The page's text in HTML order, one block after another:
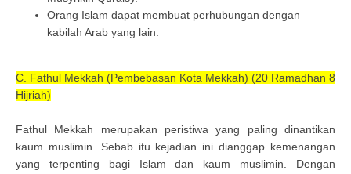
Orang Islam dapat membuat perhubungan dengan
kabilah Arab yang lain.
C. Fathul Mekkah (Pembebasan Kota Mekkah) (20 Ramadhan 8
Hijriah)
Fathul Mekkah merupakan peristiwa yang paling dinantikan
kaum muslimin. Sebab itu kejadian ini dianggap kemenangan
yang terpenting bagi Islam dan kaum muslimin. Dengan